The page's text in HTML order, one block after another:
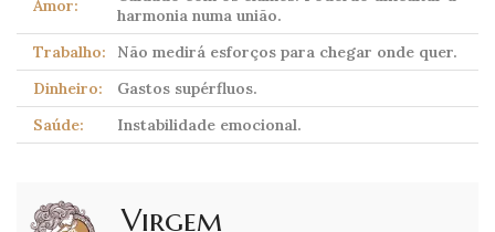
Amor:
harmonia numa união.
Trabalho:
Não medirá esforços para chegar onde quer.
Dinheiro:
Gastos supérfluos.
Saúde:
Instabilidade emocional.
Virgem